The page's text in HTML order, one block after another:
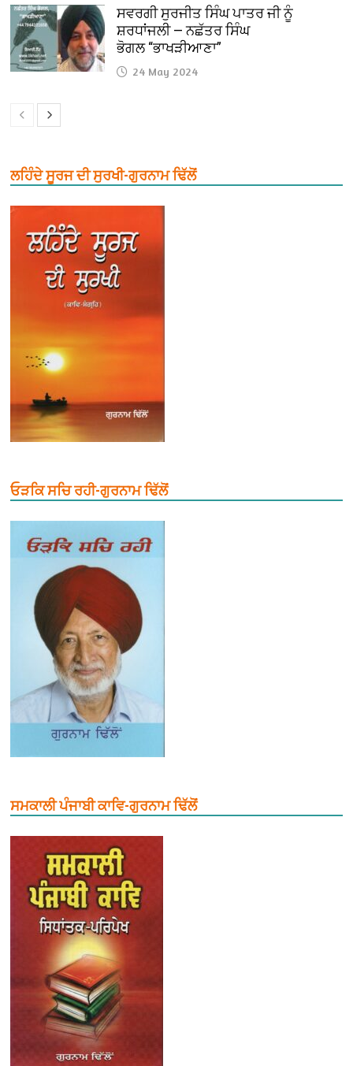
ਸਵਰਗੀ ਸੁਰਜੀਤ ਸਿੰਘ ਪਾਤਰ ਜੀ ਨੂੰ
ਸ਼ਰਧਾਂਜਲੀ — ਨਛੱਤਰ ਸਿੰਘ
ਭੋਗਲ “ਭਾਖੜੀਆਣਾ”
24 May 2024
ਲਹਿੰਦੇ ਸੂਰਜ ਦੀ ਸੁਰਖੀ-ਗੁਰਨਾਮ ਢਿੱਲੋਂ
ਓੜਕਿ ਸਚਿ ਰਹੀ-ਗੁਰਨਾਮ ਢਿੱਲੋਂ
ਸਮਕਾਲੀ ਪੰਜਾਬੀ ਕਾਵਿ-ਗੁਰਨਾਮ ਢਿੱਲੋਂ